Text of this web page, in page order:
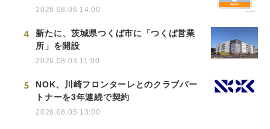
2026.08.06 14:00
4
新たに、茨城県つくば市に「つくば営業
所」を開設
2026.08.03 11:00
5
NOK、川崎フロンターレとのクラブパー
トナーを3年連続で契約
2026.08.05 13:00